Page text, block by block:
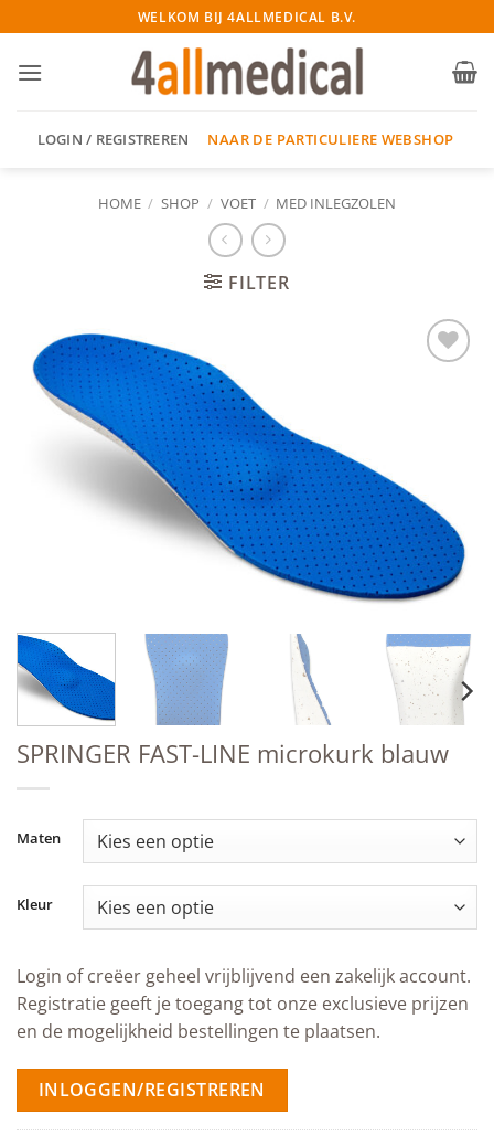
naar
inhoud
WELKOM BIJ 4ALLMEDICAL B.V.
LOGIN / REGISTREREN NAAR DE PARTICULIERE WEBSHOP
HOME / SHOP / VOET / MED INLEGZOLEN
FILTER
SPRINGER FAST-LINE microkurk blauw
Maten
Kleur
Login of creëer geheel vrijblijvend een zakelijk account.
Registratie geeft je toegang tot onze exclusieve prijzen
en de mogelijkheid bestellingen te plaatsen.
INLOGGEN/REGISTREREN